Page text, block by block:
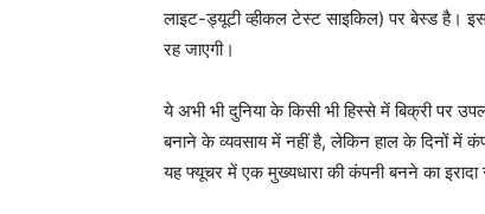
लाइट-ड्यूटी व्हीकल टेस्ट साइकिल) पर बेस्ड है।
रह जाएगी।
ये अभी भी दुनिया के किसी भी हिस्से में बिक्री पर
बनाने के व्यवसाय में नहीं है, लेकिन हाल के दिनों में
यह फ्यूचर में एक मुख्यधारा की कंपनी बनने का इरादा